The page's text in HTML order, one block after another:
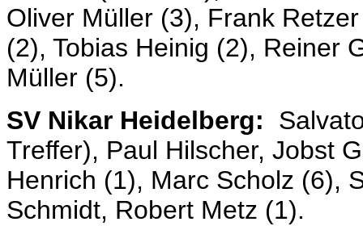
Oliver Müller (3), Frank
(2), Tobias Heinig (2), Reiner
Müller (5).
SV Nikar Heidelberg:
Treffer), Paul Hilscher, Jobst
Henrich (1), Marc Scholz (6),
Schmidt, Robert Metz (1).